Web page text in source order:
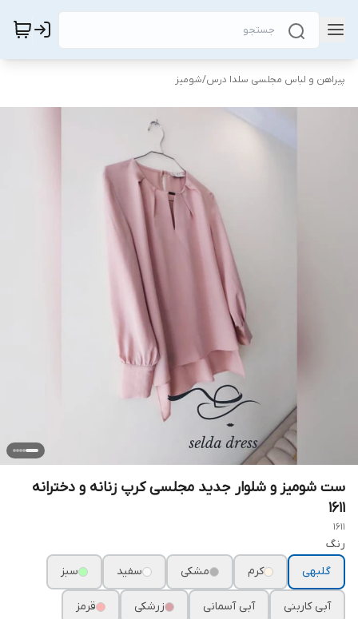
پیراهن و لباس مجلسی سلدا درس/شومیز
ست شومیز و شلوار جدید مجلسی کرپ زنانه و دخترانه
۱۶۱۱
1611
رنگ
گلبهی
کرم مشکی سفید سبز
آبی کاربنی آبی آسمانی زرشکی
قرمز